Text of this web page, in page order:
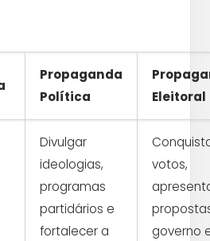
Propaganda
Política
Eleitoral
Divulgar
ideologias,
programas
partidários e
fortalecer a
votos,
governo